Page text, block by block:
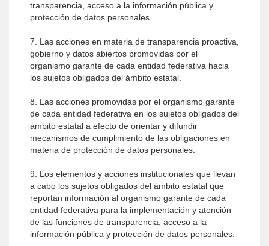
transparencia, acceso a la información pública y
protección de datos personales.
7. Las acciones en materia de transparencia proactiva,
gobierno y datos abiertos promovidas por el
organismo garante de cada entidad federativa hacia
los sujetos obligados del ámbito estatal.
8. Las acciones promovidas por el organismo garante
de cada entidad federativa en los sujetos obligados del
ámbito estatal a efecto de orientar y difundir
mecanismos de cumplimiento de las obligaciones en
materia de protección de datos personales.
9. Los elementos y acciones institucionales que llevan
a cabo los sujetos obligados del ámbito estatal que
reportan información al organismo garante de cada
entidad federativa para la implementación y atención
de las funciones de transparencia, acceso a la
información pública y protección de datos personales.